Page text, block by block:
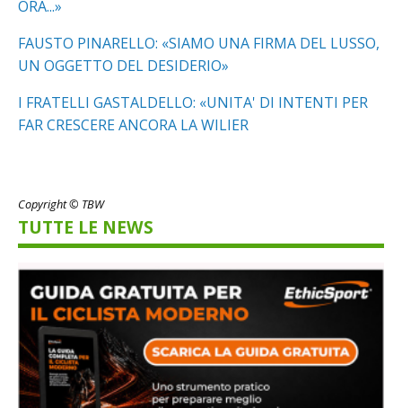
ORA...»
FAUSTO PINARELLO: «SIAMO UNA FIRMA DEL LUSSO,
UN OGGETTO DEL DESIDERIO»
I FRATELLI GASTALDELLO: «UNITA' DI INTENTI PER
FAR CRESCERE ANCORA LA WILIER
Copyright © TBW
TUTTE LE NEWS